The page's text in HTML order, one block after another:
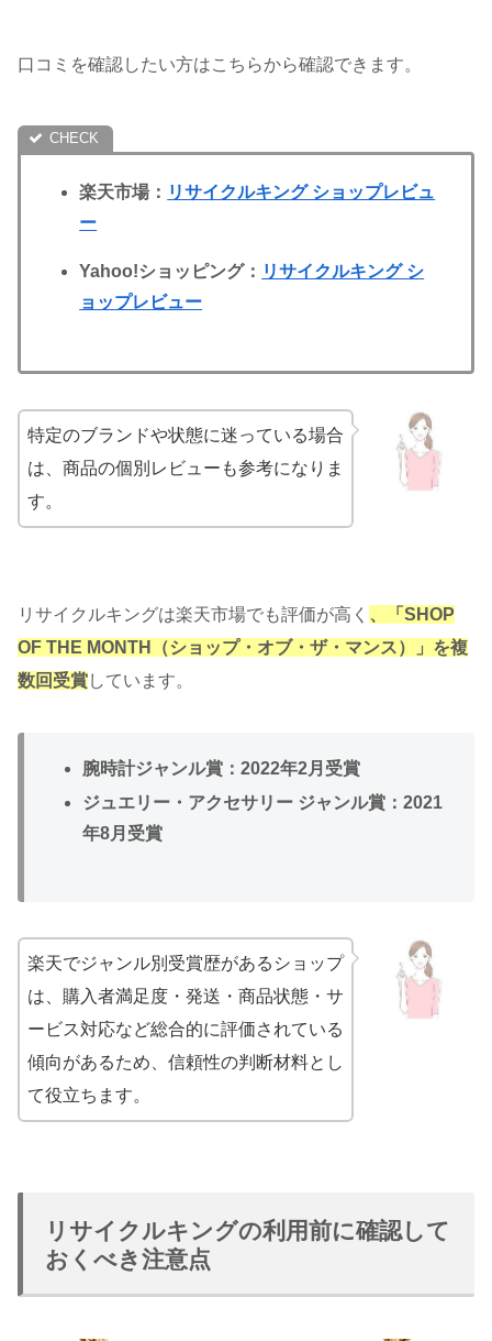
口コミを確認したい方はこちらから確認できます。
楽天市場： リサイクルキング ショップレビュ
ー
Yahoo!ショッピング： リサイクルキング シ
ョップレビュー
特定のブランドや状態に迷っている場合
は、商品の個別レビューも参考になりま
す。
リサイクルキングは楽天市場でも評価が高く 、「SHOP
OF THE MONTH（ショップ・オブ・ザ・マンス）」を複
数回受賞しています。
腕時計ジャンル賞：2022年2月受賞
ジュエリー・アクセサリー ジャンル賞：2021
年8月受賞
楽天でジャンル別受賞歴があるショップ
は、購入者満足度・発送・商品状態・サ
ービス対応など総合的に評価されている
傾向があるため、信頼性の判断材料とし
て役立ちます。
リサイクルキングの利用前に確認して
おくべき注意点